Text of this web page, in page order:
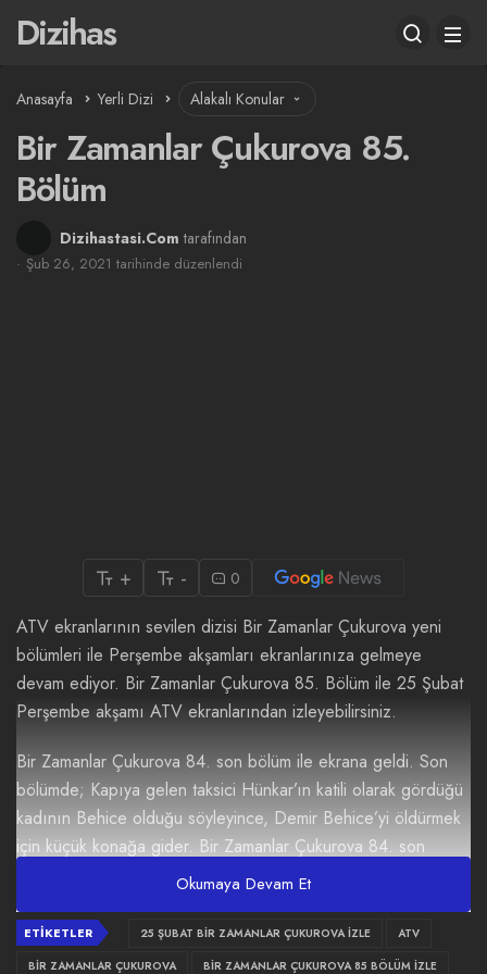
Dizihas
Anasayfa Yerli Dizi Alakalı Konular
Bir Zamanlar Çukurova 85.
Bölüm
Dizihastasi.Com tarafından
Şub 26, 2021 tarihinde düzenlendi
+ - 0
ATV ekranlarının sevilen dizisi Bir Zamanlar Çukurova yeni
bölümleri ile Perşembe akşamları ekranlarınıza gelmeye
devam ediyor. Bir Zamanlar Çukurova 85. Bölüm ile 25 Şubat
Perşembe akşamı ATV ekranlarından izleyebilirsiniz.
Bir Zamanlar Çukurova 84. son bölüm ile ekrana geldi. Son
bölümde; Kapıya gelen taksici Hünkar’ın katili olarak gördüğü
kadının Behice olduğu söyleyince, Demir Behice’yi öldürmek
için küçük konağa gider. Bir Zamanlar Çukurova 84. son
bölümü yayınlandı. Başrollerinde Murat Ünalmış, Nazan Kesal,
Melike İpek Yalova, Hande Soral ve Hilal Altınbilek yer alıyor.
Behice’nin belki de ilk kez, yaptıklarının bedelini ödemeye bu
kadar yaklaştığı ve korkudan ödünün patladığı bir an
Okumaya Devam Et
ETIKETLER 25 ŞUBAT BIR ZAMANLAR ÇUKUROVA IZLE
ATV
BIR ZAMANLAR ÇUKUROVA
BIR ZAMANLAR ÇUKUROVA 85 BÖLÜM IZLE